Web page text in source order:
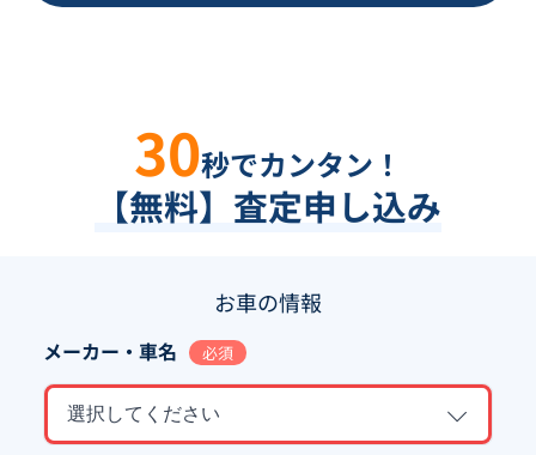
30秒でカンタン！
【無料】査定申し込み
お車の情報
メーカー・車名 必須
選択してください